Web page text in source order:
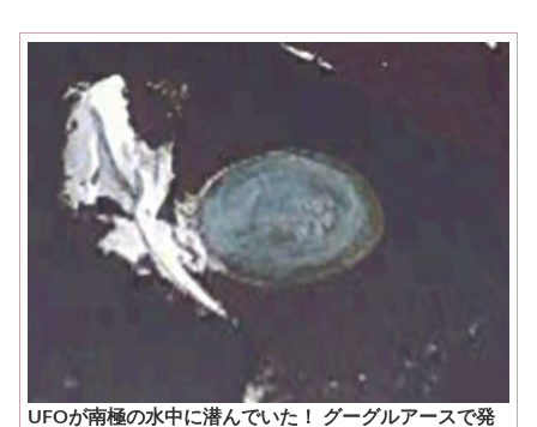
UFOが南極の水中に潜んでいた！ グーグルアースで発